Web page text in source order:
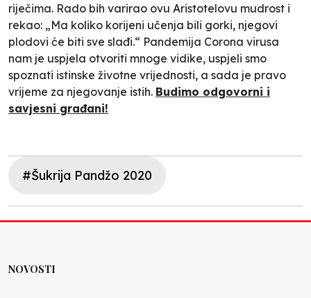
riječima. Rado bih varirao ovu Aristotelovu mudrost i
rekao: „Ma koliko korijeni učenja bili gorki, njegovi
plodovi će biti sve slađi.“ Pandemija Corona virusa
nam je uspjela otvoriti mnoge vidike, uspjeli smo
spoznati istinske životne vrijednosti, a sada je pravo
vrijeme za njegovanje istih. Budimo odgovorni i
savjesni građani!
#Šukrija Pandžo 2020
NOVOSTI